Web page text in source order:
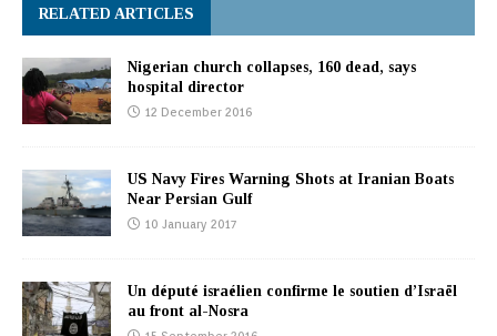
RELATED ARTICLES
Nigerian church collapses, 160 dead, says
hospital director
12 December 2016
US Navy Fires Warning Shots at Iranian Boats
Near Persian Gulf
10 January 2017
Un député israélien confirme le soutien d’Israël
au front al-Nosra